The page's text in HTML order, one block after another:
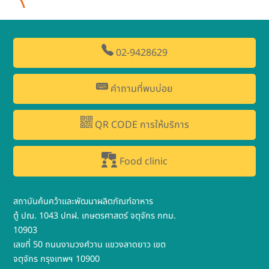
02-9428629
คำถามที่พบบ่อย
QR CODE การให้บริการ
Food clinic
สถาบันค้นคว้าและพัฒนาผลิตภัณฑ์อาหาร
ตู้ ปณ. 1043 ปทฝ. เกษตรศาสตร์ จตุจักร กทม.
10903
เลขที่ 50 ถนนงามวงศ์วาน แขวงลาดยาว เขต
จตุจักร กรุงเทพฯ 10900